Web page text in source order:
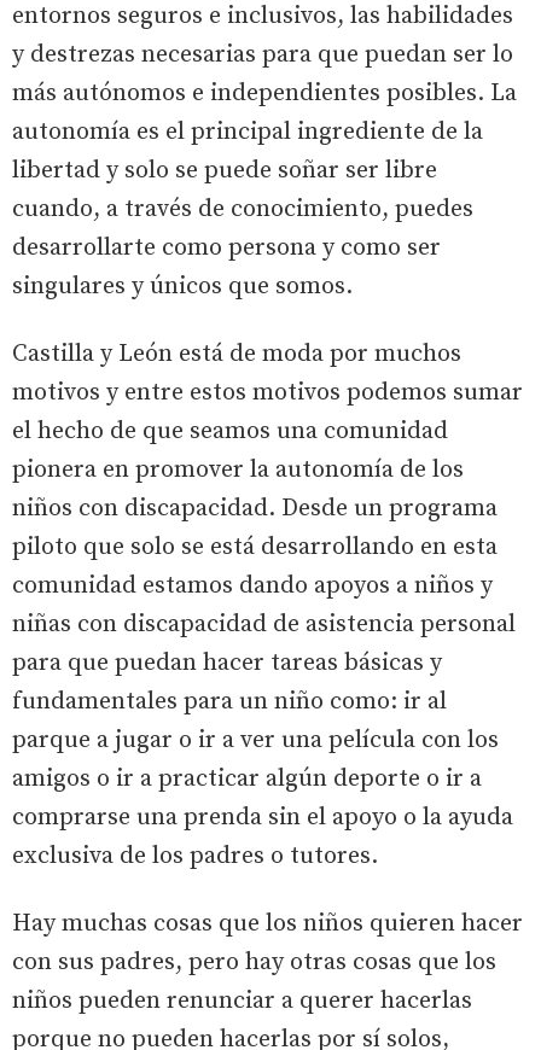
entornos seguros e inclusivos, las habilidades
y destrezas necesarias para que puedan ser lo
más autónomos e independientes posibles. La
autonomía es el principal ingrediente de la
libertad y solo se puede soñar ser libre
cuando, a través de conocimiento, puedes
desarrollarte como persona y como ser
singulares y únicos que somos.
Castilla y León está de moda por muchos
motivos y entre estos motivos podemos sumar
el hecho de que seamos una comunidad
pionera en promover la autonomía de los
niños con discapacidad. Desde un programa
piloto que solo se está desarrollando en esta
comunidad estamos dando apoyos a niños y
niñas con discapacidad de asistencia personal
para que puedan hacer tareas básicas y
fundamentales para un niño como: ir al
parque a jugar o ir a ver una película con los
amigos o ir a practicar algún deporte o ir a
comprarse una prenda sin el apoyo o la ayuda
exclusiva de los padres o tutores.
Hay muchas cosas que los niños quieren hacer
con sus padres, pero hay otras cosas que los
niños pueden renunciar a querer hacerlas
porque no pueden hacerlas por sí solos,